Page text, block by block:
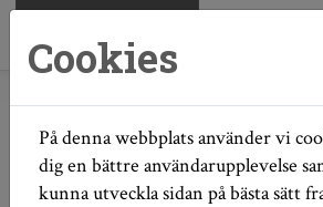
Webbplatsinfo
Cookies
På denna webbplats använder vi
dig en bättre användarupplevelse
kunna utveckla sidan på bästa sätt